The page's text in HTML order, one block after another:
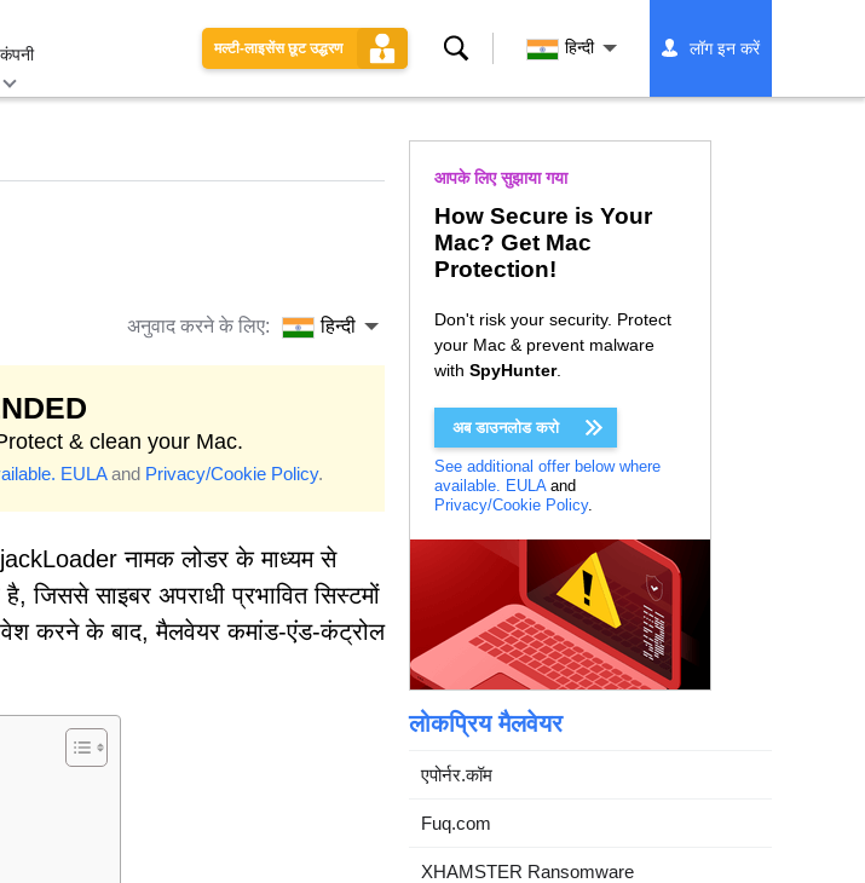
कंपनी मल्टी-लाइसेंस छूट उद्धरण खोज हिन्दी लॉग इन करें
अनुवाद करने के लिए: हिन्दी
& clean your Mac.
EULAand Privacy/Cookie Policy.
नामक लोडर के माध्यम से
जिससे साइबर अपराधी प्रभावित सिस्टमों
करने के बाद, मैलवेयर कमांड-एंड-कंट्रोल
आपके लिए सुझाया गया
How Secure is Your
Mac? Get Mac
Protection!
Don't risk your security. Protect
your Mac & prevent malware
with SpyHunter.
अब डाउनलोड करो
See additional offer below where
available. EULAand
Privacy/Cookie Policy.
लोकप्रिय मैलवेयर
एपोर्नर.कॉम
Fuq.com
XHAMSTER Ransomware